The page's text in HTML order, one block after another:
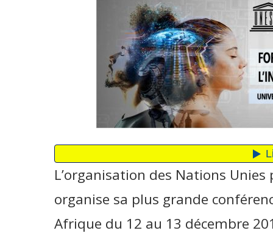
L’organisation des Nations
organise sa plus grande
Afrique du 12 au 13 décembre